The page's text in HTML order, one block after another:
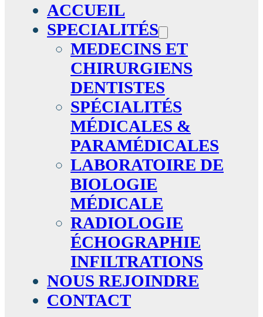
ACCUEIL
SPECIALITÉS
MEDECINS ET
CHIRURGIENS
DENTISTES
SPÉCIALITÉS
MÉDICALES &
PARAMÉDICALES
LABORATOIRE DE
BIOLOGIE
MÉDICALE
RADIOLOGIE
ÉCHOGRAPHIE
INFILTRATIONS
NOUS REJOINDRE
CONTACT